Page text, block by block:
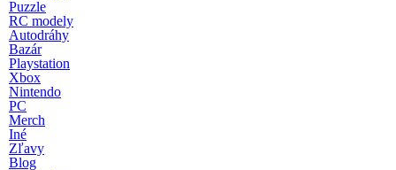
Puzzle
RC modely
Autodráhy
Bazár
Playstation
Xbox
Nintendo
PC
Merch
Iné
Zľavy
Blog